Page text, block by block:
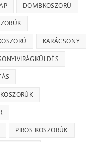
DOMBKOSZORÚ
KARÁCSONY
PIROS KOSZORÚK